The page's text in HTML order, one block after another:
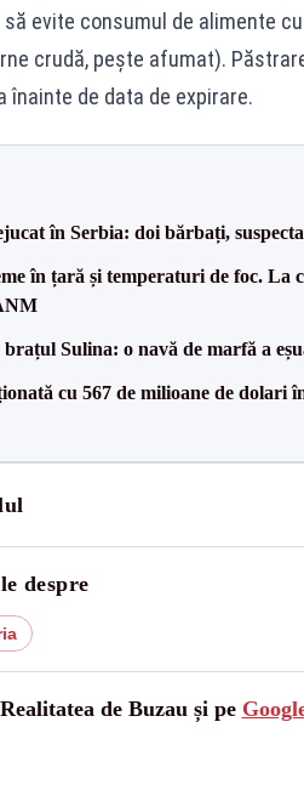
evite consumul de alimente
crudă, pește afumat).
înainte de data de expirare.
în Serbia: doi bărbați,
în țară și temperaturi de foc. La
Sulina: o navă de marfă a
cu 567 de milioane de dolari
despre
de Buzau și pe